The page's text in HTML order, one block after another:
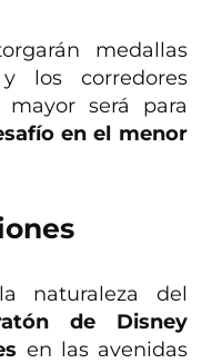
medallas
los corredores
será para
en el menor
naturaleza del
de Disney
en las avenidas